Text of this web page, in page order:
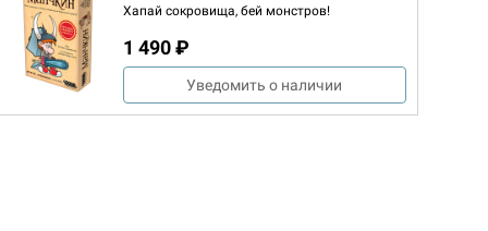
Хапай сокровища, бей монстров!
1 490 ₽
Уведомить о наличии